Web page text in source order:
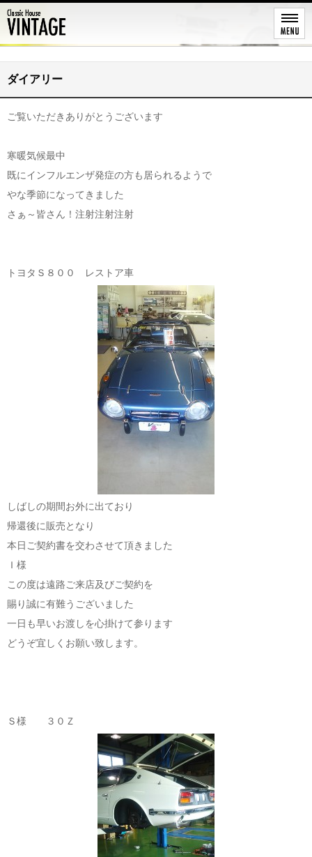
レストア
ダイアリー
ご覧いただきありがとうございます
寒暖気候最中
既にインフルエンザ発症の方も居られるようで
やな季節になってきました
さぁ～皆さん！注射注射注射
トヨタＳ８００ レストア車
しばしの期間お外に出ており
帰還後に販売となり
本日ご契約書を交わさせて頂きました
Ｉ様
この度は遠路ご来店及びご契約を
賜り誠に有難うございました
一日も早いお渡しを心掛けて参ります
どうぞ宜しくお願い致します。
Ｓ様 ３０Ｚ